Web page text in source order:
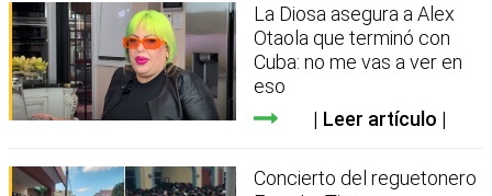
La Diosa asegura a Alex
Otaola que terminó con
Cuba: no me vas a ver en
eso
Leer artículo
Concierto del reguetonero